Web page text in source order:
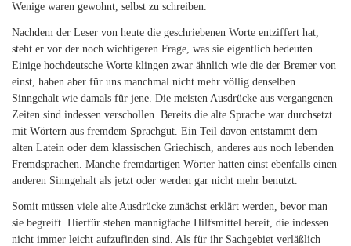
Wenige waren gewohnt, selbst zu schreiben.
Nachdem der Leser von heute die geschriebenen Worte entziffert hat,
steht er vor der noch wichtigeren Frage, was sie eigentlich bedeuten.
Einige hochdeutsche Worte klingen zwar ähnlich wie die der Bremer von
einst, haben aber für uns manchmal nicht mehr völlig denselben
Sinngehalt wie damals für jene. Die meisten Ausdrücke aus vergangenen
Zeiten sind indessen verschollen. Bereits die alte Sprache war durchsetzt
mit Wörtern aus fremdem Sprachgut. Ein Teil davon entstammt dem
alten Latein oder dem klassischen Griechisch, anderes aus noch lebenden
Fremdsprachen. Manche fremdartigen Wörter hatten einst ebenfalls einen
anderen Sinngehalt als jetzt oder werden gar nicht mehr benutzt.
Somit müssen viele alte Ausdrücke zunächst erklärt werden, bevor man
sie begreift. Hierfür stehen mannigfache Hilfsmittel bereit, die indessen
nicht immer leicht aufzufinden sind. Als für ihr Sachgebiet verläßlich